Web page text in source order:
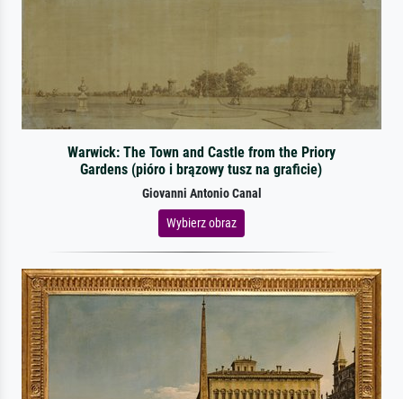
Warwick: The Town and Castle from the Priory
Gardens (pióro i brązowy tusz na graficie)
Giovanni Antonio Canal
Wybierz obraz